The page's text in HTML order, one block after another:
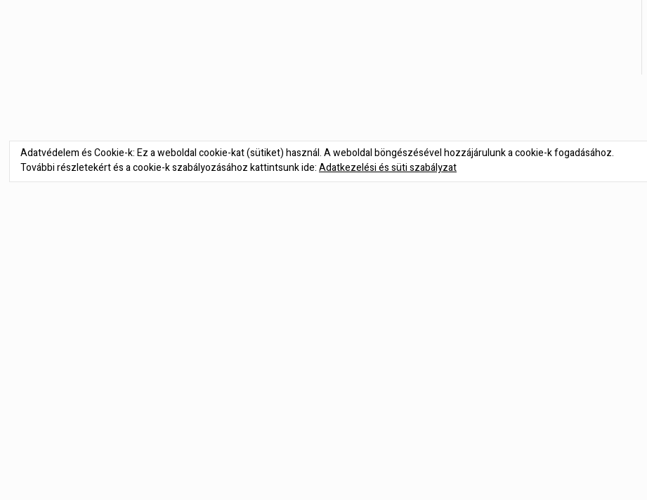
navigáció
Adatvédelem és Cookie-k: Ez a weboldal cookie-kat (sütiket) használ. A weboldal böngészésével hozzájárulunk a cookie-k fogadásához.
További részletekért és a cookie-k szabályozásához kattintsunk ide:Adatkezelési és süti szabályzat